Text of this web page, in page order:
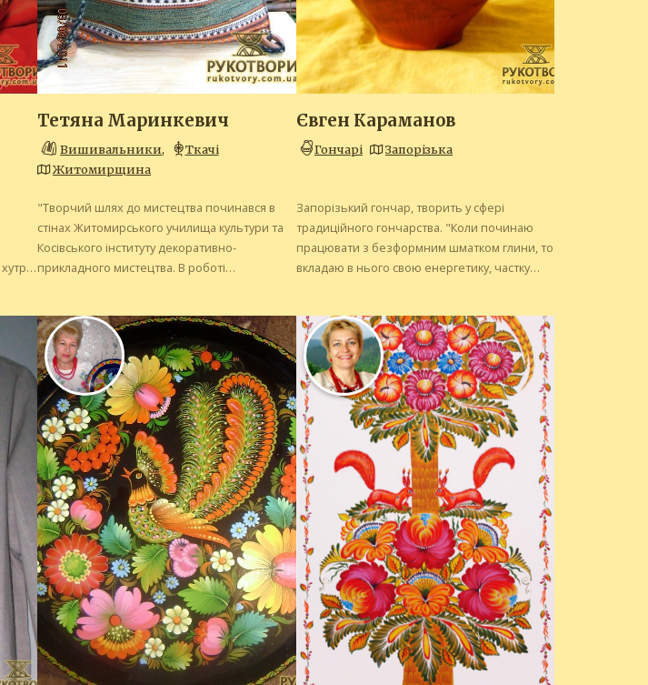
Тетяна Маринкевич
Вишивальники,
Ткачі
Житомирщина
"Творчий шлях до мистецтва починався в
стінах Житомирського училища культури та
Косівського інституту декоративно-
прикладного мистецтва. В роботі
також дерево та шкіру. У творах намагаюся
зберегти та передати знання пращурів
через призму сьогодення. Техніки у ткацтві
класифікуються за способом переплетення
ниток між собою. Я більше використовую
"ремізно-човникову техніку", ...
Євген Караманов
Гончарі Запорізька
Запорізький гончар, творить у сфері
традиційного гончарства. "Коли починаю
працювати з безформним шматком глини, то
вкладаю в нього свою енергетику, частку
енергетику, частинку мене".